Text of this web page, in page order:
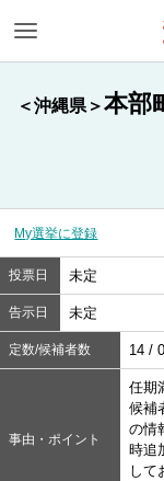
＜沖縄県＞本部
My選挙に登録
投票日 未定
告示日 未定
定数/候補者数 14 / 0
事由・ポイント
任期
候補
の情
時追
して